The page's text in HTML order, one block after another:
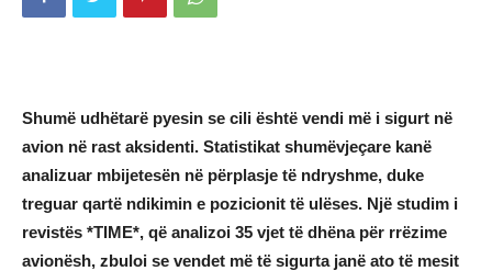
Shumë udhëtarë pyesin se cili është vendi më i sigurt në
avion në rast aksidenti. Statistikat shumëvjeçare kanë
analizuar mbijetesën në përplasje të ndryshme, duke
treguar qartë ndikimin e pozicionit të ulëses. Një studim i
revistës *TIME*, që analizoi 35 vjet të dhëna për rrëzime
avionësh, zbuloi se vendet më të sigurta janë ato të mesit